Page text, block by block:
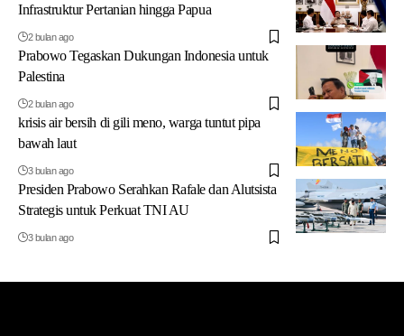
Infrastruktur Pertanian hingga Papua
2 bulan ago
Prabowo Tegaskan Dukungan Indonesia untuk
Palestina
2 bulan ago
krisis air bersih di gili meno, warga tuntut pipa
bawah laut
3 bulan ago
Presiden Prabowo Serahkan Rafale dan Alutsista
Strategis untuk Perkuat TNI AU
3 bulan ago